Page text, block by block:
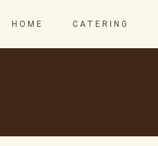
HOME CATERING